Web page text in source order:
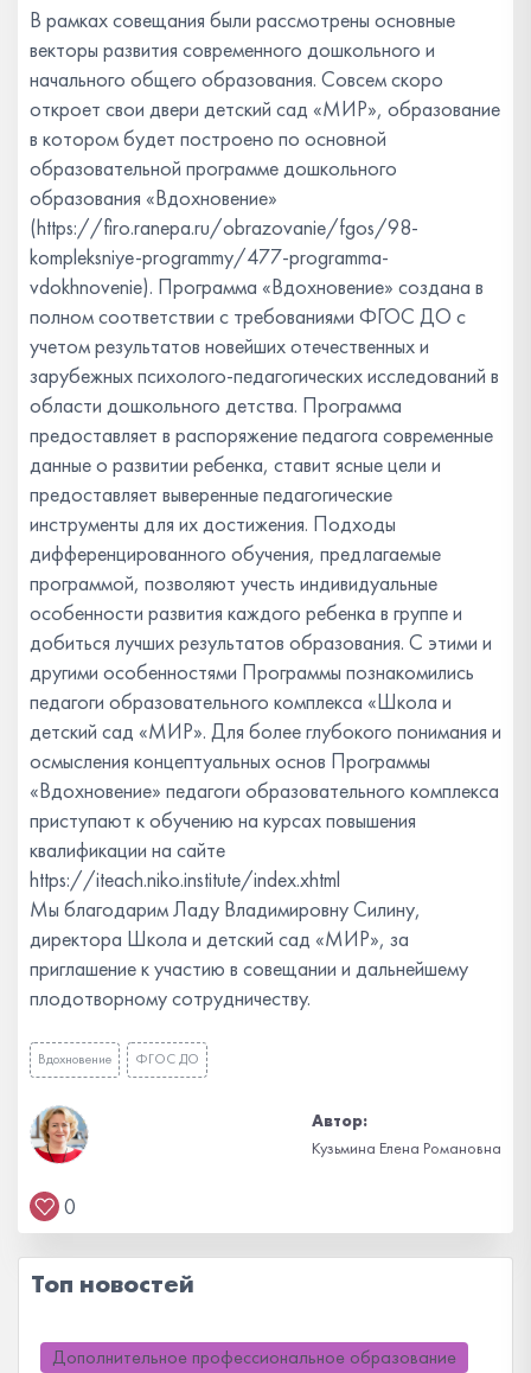
В рамках совещания были рассмотрены основные
векторы развития современного дошкольного и
начального общего образования. Совсем скоро
откроет свои двери детский сад «МИР», образование
в котором будет построено по основной
образовательной программе дошкольного
образования «Вдохновение»
(https://firo.ranepa.ru/obrazovanie/fgos/98-
kompleksniye-programmy/477-programma-
vdokhnovenie). Программа «Вдохновение» создана в
полном соответствии с требованиями ФГОС ДО c
учетом результатов новейших отечественных и
зарубежных психолого-педагогических исследований в
области дошкольного детства. Программа
предоставляет в распоряжение педагога современные
данные о развитии ребенка, ставит ясные цели и
предоставляет выверенные педагогические
инструменты для их достижения. Подходы
дифференцированного обучения, предлагаемые
программой, позволяют учесть индивидуальные
особенности развития каждого ребенка в группе и
добиться лучших результатов образования. С этими и
другими особенностями Программы познакомились
педагоги образовательного комплекса «Школа и
детский сад «МИР». Для более глубокого понимания и
осмысления концептуальных основ Программы
«Вдохновение» педагоги образовательного комплекса
приступают к обучению на курсах повышения
квалификации на сайте
https://iteach.niko.institute/index.xhtml
Мы благодарим Ладу Владимировну Силину,
директора Школа и детский сад «МИР», за
приглашение к участию в совещании и дальнейшему
плодотворному сотрудничеству.
Вдохновение ФГОС ДО
Автор:
Кузьмина Елена Романовна
0
Топ новостей
Дополнительное профессиональное образование